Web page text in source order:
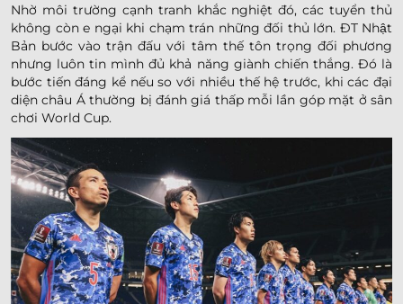
Nhờ môi trường cạnh tranh khắc nghiệt đó, các tuyển thủ
không còn e ngại khi chạm trán những đối thủ lớn. ĐT Nhật
Bản bước vào trận đấu với tâm thế tôn trọng đối phương
nhưng luôn tin mình đủ khả năng giành chiến thắng. Đó là
bước tiến đáng kể nếu so với nhiều thế hệ trước, khi các đại
diện châu Á thường bị đánh giá thấp mỗi lần góp mặt ở sân
chơi World Cup.